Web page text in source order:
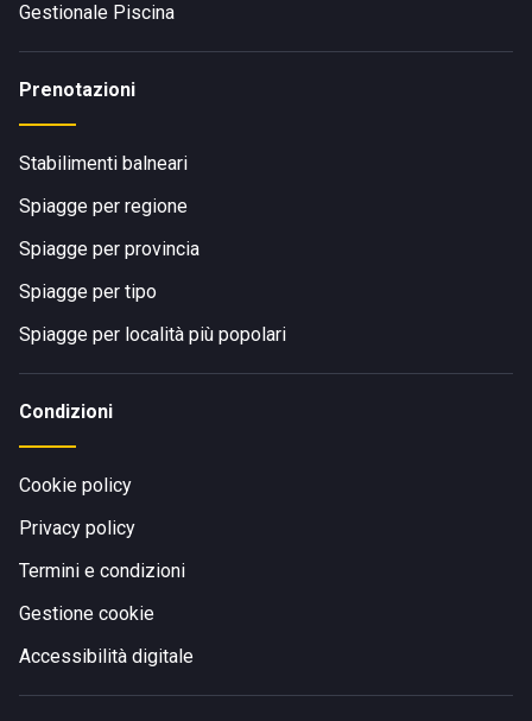
Gestionale Piscina
Prenotazioni
Stabilimenti balneari
Spiagge per regione
Spiagge per provincia
Spiagge per tipo
Spiagge per località più popolari
Condizioni
Cookie policy
Privacy policy
Termini e condizioni
Gestione cookie
Accessibilità digitale